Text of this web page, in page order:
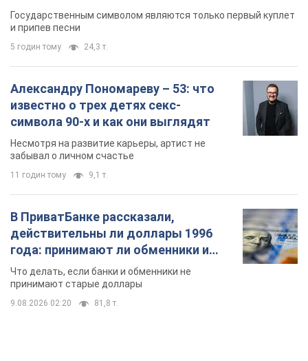
Государственным символом являются только первый куплет
и припев песни
5 годин тому 24,3 т.
Александру Пономареву – 53: что
известно о трех детях секс-
символа 90-х и как они выглядят
Несмотря на развитие карьеры, артист не
забывал о личном счастье
11 годин тому 9,1 т.
В ПриватБанке рассказали,
действительны ли доллары 1996
года: принимают ли обменники и
банки такие купюры
Что делать, если банки и обменники не
принимают старые доллары
9.08.2026 02:20 81,8 т.